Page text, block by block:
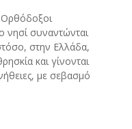
Ορθόδοξοι
νησί συναντώνται
στην Ελλάδα,
και γίνονται
με σεβασμό